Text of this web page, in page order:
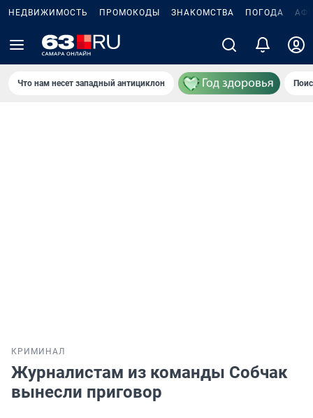
НЕДВИЖИМОСТЬ ПРОМОКОДЫ ЗНАКОМСТВА ПОГОДА
Что нам несет западный антициклон
КРИМИНАЛ
Журналистам из команды Собчак
вынесли приговор